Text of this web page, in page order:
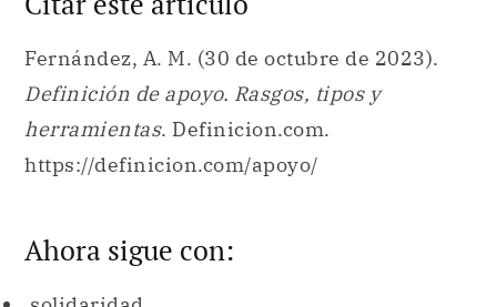
Fernández, A. M. (30 de octubre de 2023).
Definición de apoyo. Rasgos, tipos y
herramientas. Definicion.com.
https://definicion.com/apoyo/
Ahora sigue con: